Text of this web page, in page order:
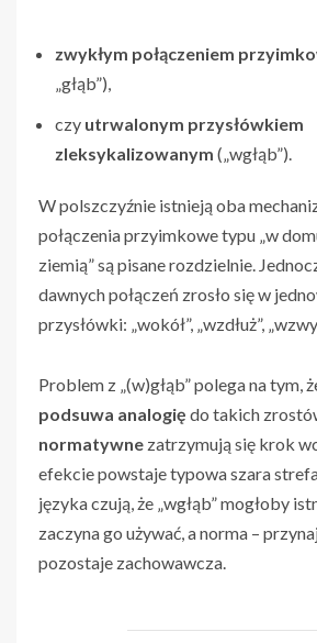
zwykłym połączeniem
„głąb”),
czy utrwalonym przysłówkiem
zleksykalizowanym („wgłąb”).
W polszczyźnie istnieją oba
połączenia przyimkowe typu „w
ziemią” są pisane rozdzielnie.
dawnych połączeń zrosło się w
przysłówki: „wokół”, „wzdłuż”,
Problem z „(w)głąb” polega na tym,
podsuwa analogię do takich
normatywne zatrzymują się krok
efekcie powstaje typowa szara
języka czują, że „wgłąb” mogłoby
zaczyna go używać, a norma –
pozostaje zachowawcza.